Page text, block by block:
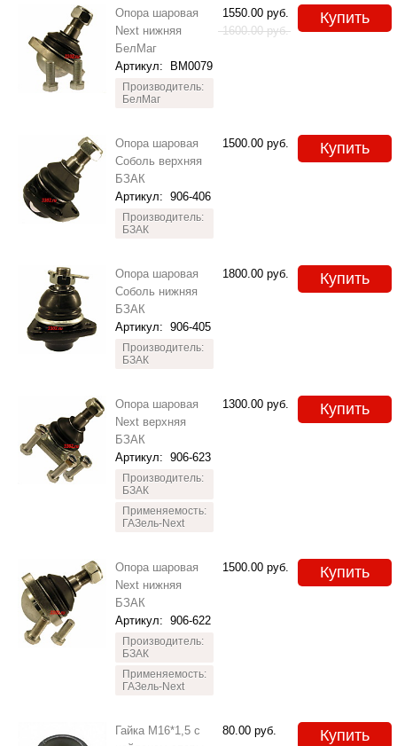
Опора шаровая
Next нижняя
БелМаг
Артикул:
BM0079
Производитель:
БелМаг
1550.00 руб.
1600.00 руб.
Купить
Опора шаровая
Соболь верхняя
БЗАК
Артикул: 906-406
Производитель:
БЗАК
1500.00 руб. Купить
Опора шаровая
Соболь нижняя
БЗАК
Артикул: 906-405
Производитель:
БЗАК
1800.00 руб. Купить
Опора шаровая
Next верхняя
БЗАК
Артикул: 906-623
Производитель:
БЗАК
Применяемость:
ГАЗель-Next
1300.00 руб. Купить
Опора шаровая
Next нижняя
БЗАК
Артикул: 906-622
Производитель:
БЗАК
Применяемость:
ГАЗель-Next
1500.00 руб. Купить
Гайка М16*1,5 с
80.00 руб. Купить